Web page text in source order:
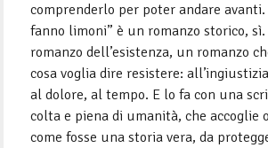
comprenderlo per poter andare avanti.
fanno limoni” è un romanzo storico,
romanzo dell’esistenza, un romanzo
cosa voglia dire resistere:
al dolore, al tempo. E lo fa con una
colta e piena di umanità, che accoglie
come fosse una storia vera, da